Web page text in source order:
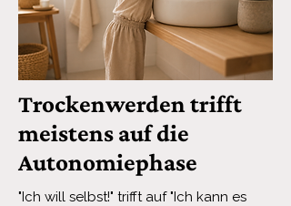
Trockenwerden trifft
meistens auf die
Autonomiephase
"Ich will selbst!" trifft auf "Ich kann es